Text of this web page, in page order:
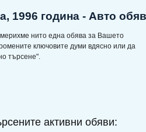
1996 година - Авто
нито една обява за Вашето
ключовите думи вдясно или да
търсене".
активни обяви: